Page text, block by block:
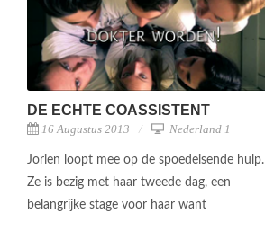
DE ECHTE COASSISTENT
16 Augustus 2013 Nederland 1
Jorien loopt mee op de spoedeisende hulp.
Ze is bezig met haar tweede dag, een
belangrijke stage voor haar want